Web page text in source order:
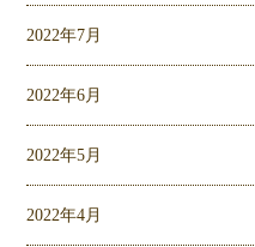
2022年7月
2022年6月
2022年5月
2022年4月